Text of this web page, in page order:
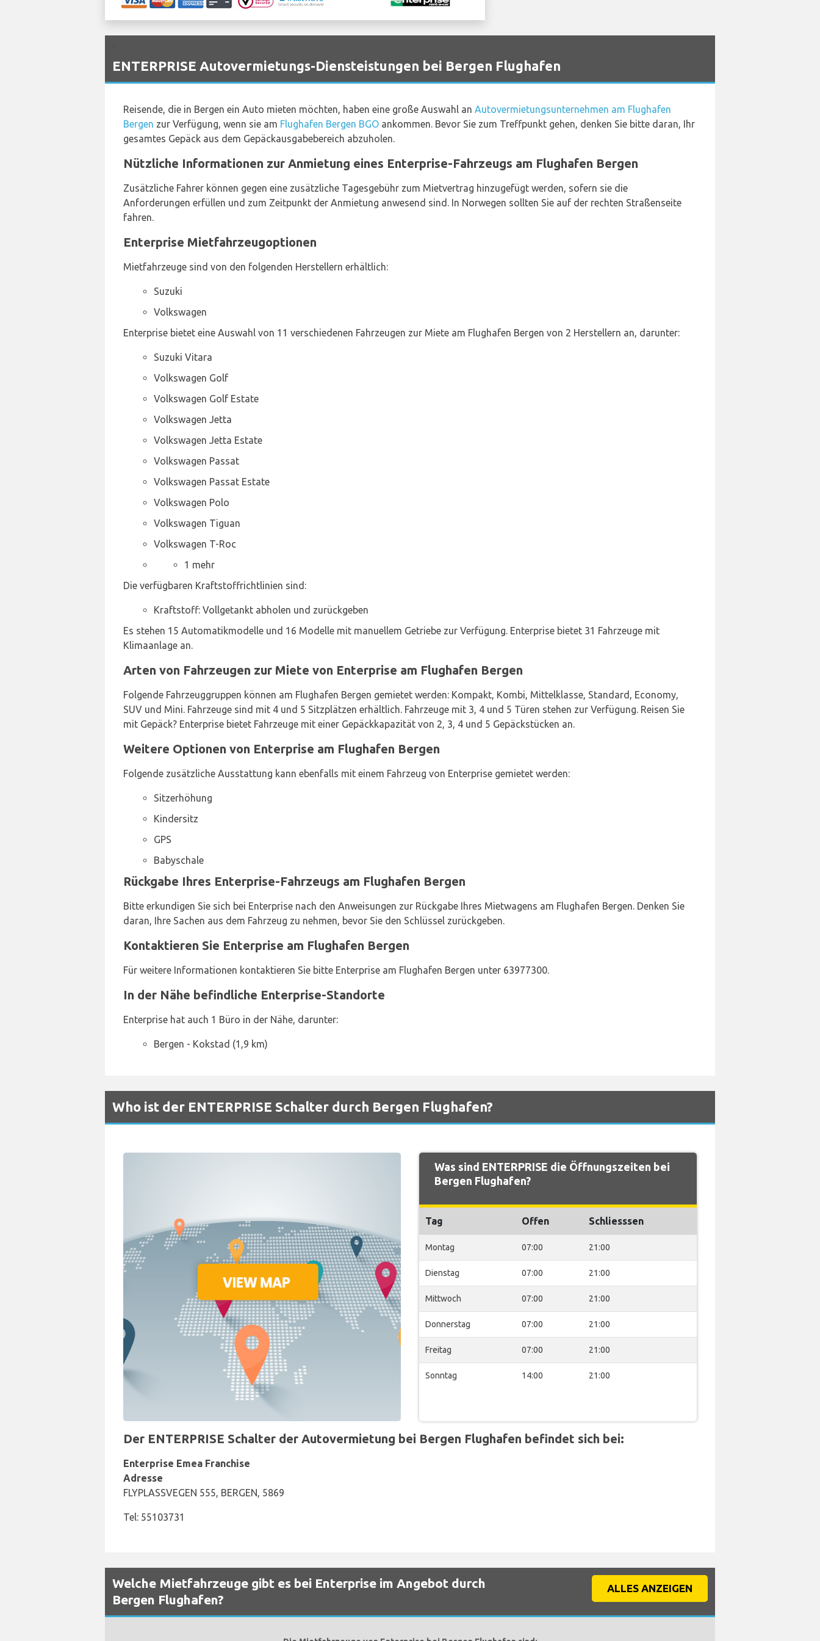
ENTERPRISE Autovermietungs-Diensteistungen bei Bergen Flughafen
Reisende, die in Bergen ein Auto mieten möchten, haben eine große Auswahl an Autovermietungsunternehmen am Flughafen
Bergen zur Verfügung, wenn sie am Flughafen Bergen BGO ankommen. Bevor Sie zum Treffpunkt gehen, denken Sie bitte daran, Ihr
gesamtes Gepäck aus dem Gepäckausgabebereich abzuholen.
Nützliche Informationen zur Anmietung eines Enterprise-Fahrzeugs am Flughafen Bergen
Zusätzliche Fahrer können gegen eine zusätzliche Tagesgebühr zum Mietvertrag hinzugefügt werden, sofern sie die
Anforderungen erfüllen und zum Zeitpunkt der Anmietung anwesend sind. In Norwegen sollten Sie auf der rechten Straßenseite
fahren.
Enterprise Mietfahrzeugoptionen
Mietfahrzeuge sind von den folgenden Herstellern erhältlich:
Suzuki
Volkswagen
Enterprise bietet eine Auswahl von 11 verschiedenen Fahrzeugen zur Miete am Flughafen Bergen von 2 Herstellern an, darunter:
Suzuki Vitara
Volkswagen Golf
Volkswagen Golf Estate
Volkswagen Jetta
Volkswagen Jetta Estate
Volkswagen Passat
Volkswagen Passat Estate
Volkswagen Polo
Volkswagen Tiguan
Volkswagen T-Roc
1 mehr
Die verfügbaren Kraftstoffrichtlinien sind:
Kraftstoff: Vollgetankt abholen und zurückgeben
Es stehen 15 Automatikmodelle und 16 Modelle mit manuellem Getriebe zur Verfügung. Enterprise bietet 31 Fahrzeuge mit
Klimaanlage an.
Arten von Fahrzeugen zur Miete von Enterprise am Flughafen Bergen
Folgende Fahrzeuggruppen können am Flughafen Bergen gemietet werden: Kompakt, Kombi, Mittelklasse, Standard, Economy,
SUV und Mini. Fahrzeuge sind mit 4 und 5 Sitzplätzen erhältlich. Fahrzeuge mit 3, 4 und 5 Türen stehen zur Verfügung. Reisen Sie
mit Gepäck? Enterprise bietet Fahrzeuge mit einer Gepäckkapazität von 2, 3, 4 und 5 Gepäckstücken an.
Weitere Optionen von Enterprise am Flughafen Bergen
Folgende zusätzliche Ausstattung kann ebenfalls mit einem Fahrzeug von Enterprise gemietet werden:
Sitzerhöhung
Kindersitz
GPS
Babyschale
Rückgabe Ihres Enterprise-Fahrzeugs am Flughafen Bergen
Bitte erkundigen Sie sich bei Enterprise nach den Anweisungen zur Rückgabe Ihres Mietwagens am Flughafen Bergen. Denken Sie
daran, Ihre Sachen aus dem Fahrzeug zu nehmen, bevor Sie den Schlüssel zurückgeben.
Kontaktieren Sie Enterprise am Flughafen Bergen
Für weitere Informationen kontaktieren Sie bitte Enterprise am Flughafen Bergen unter 63977300.
In der Nähe befindliche Enterprise-Standorte
Enterprise hat auch 1 Büro in der Nähe, darunter:
Bergen - Kokstad (1,9 km)
Who ist der ENTERPRISE Schalter durch Bergen Flughafen?
Was sind ENTERPRISE die Öffnungszeiten bei
Bergen Flughafen?
Tag Offen Schliesssen
Montag 07:00 21:00
Dienstag 07:00 21:00
Mittwoch 07:00 21:00
Donnerstag 07:00 21:00
Freitag 07:00 21:00
Sonntag 14:00 21:00
Der ENTERPRISE Schalter der Autovermietung bei Bergen Flughafen befindet sich bei:
Enterprise Emea Franchise
Adresse
FLYPLASSVEGEN 555, BERGEN, 5869
Tel: 55103731
Welche Mietfahrzeuge gibt es bei Enterprise im Angebot durch
Bergen Flughafen?
ALLES ANZEIGEN